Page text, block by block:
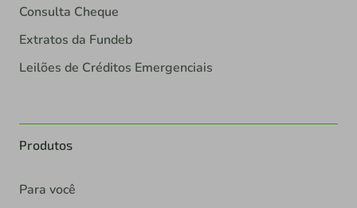
Consulta Cheque
Extratos da Fundeb
Leilões de Créditos Emergenciais
Produtos
Para você